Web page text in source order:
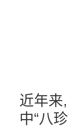
近年来
中“八